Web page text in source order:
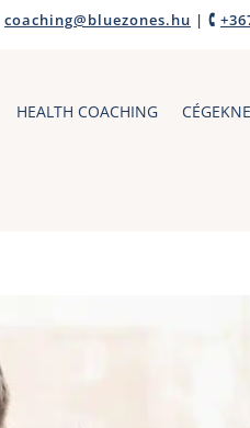
coaching@bluezones.hu | 🕻
HEALTH COACHING